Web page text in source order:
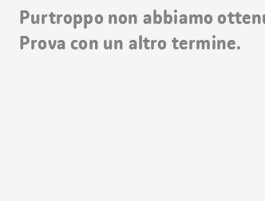
Purtroppo non abbiamo
Prova con un altro termine.